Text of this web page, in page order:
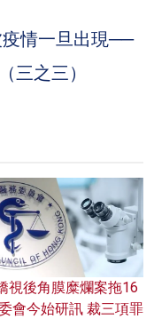
情一旦出現──
三之三）
視後角膜糜爛案拖16
會今始研訊 裁三項罪